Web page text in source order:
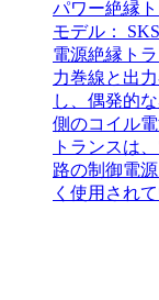
パワー絶縁
モデル：
電源絶縁ト
力巻線と出
し、偶発的
側のコイル
トランスは
路の制御電
く使用されて